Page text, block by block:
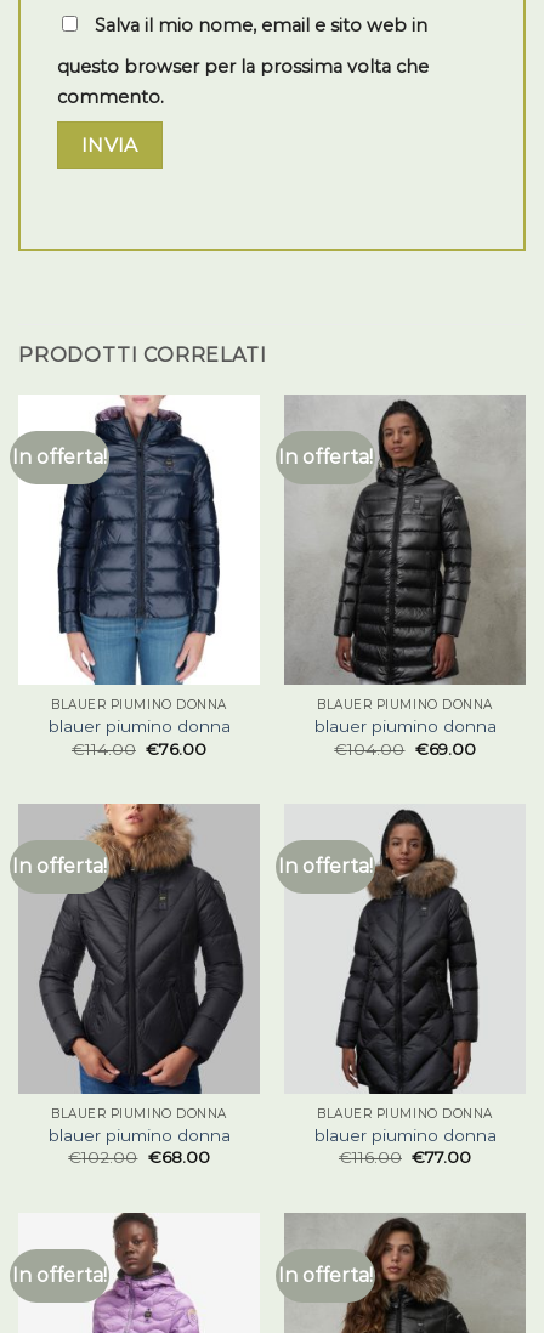
Salva il mio nome, email e sito web in
questo browser per la prossima volta che
commento.
PRODOTTI CORRELATI
In offerta!
BLAUER PIUMINO DONNA
blauer piumino donna
€114.00 €76.00
In offerta!
BLAUER PIUMINO DONNA
blauer piumino donna
€104.00 €69.00
In offerta!
BLAUER PIUMINO DONNA
blauer piumino donna
€102.00 €68.00
In offerta!
BLAUER PIUMINO DONNA
blauer piumino donna
€116.00 €77.00
In offerta! In offerta!